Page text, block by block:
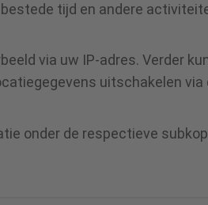
tijd en andere
via uw IP-adres. Verder
uitschakelen via
onder de respectieve